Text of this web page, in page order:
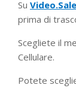
Su
prima di
Scegliete il
Cellulare.
Potete